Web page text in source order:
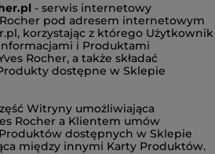
- serwis internetowy
pod adresem internetowym
korzystając z którego Użytkownik
i Produktami
Rocher, a także składać
dostępne w Sklepie
Witryny umożliwiająca
Rocher a Klientem umów
dostępnych w Sklepie
między innymi Karty Produktów.